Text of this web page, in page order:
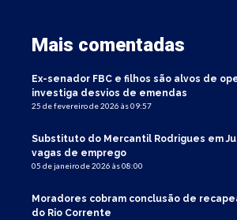
Mais comentadas
Ex-senador FBC e filhos são alvos de
investiga desvios de emendas
25 de fevereiro de 2026 às 09:57
Substituto do Mercantil Rodrigues em
vagas de emprego
05 de janeiro de 2026 às 08:00
Moradores cobram conclusão de
do Rio Corrente